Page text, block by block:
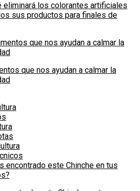
eliminará los colorantes artificiales
sus productos para finales de
que nos ayudan a calmar la